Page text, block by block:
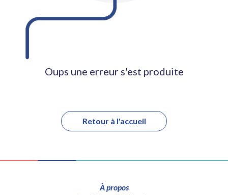
Oups une erreur s'est produite
Retour à l'accueil
À propos